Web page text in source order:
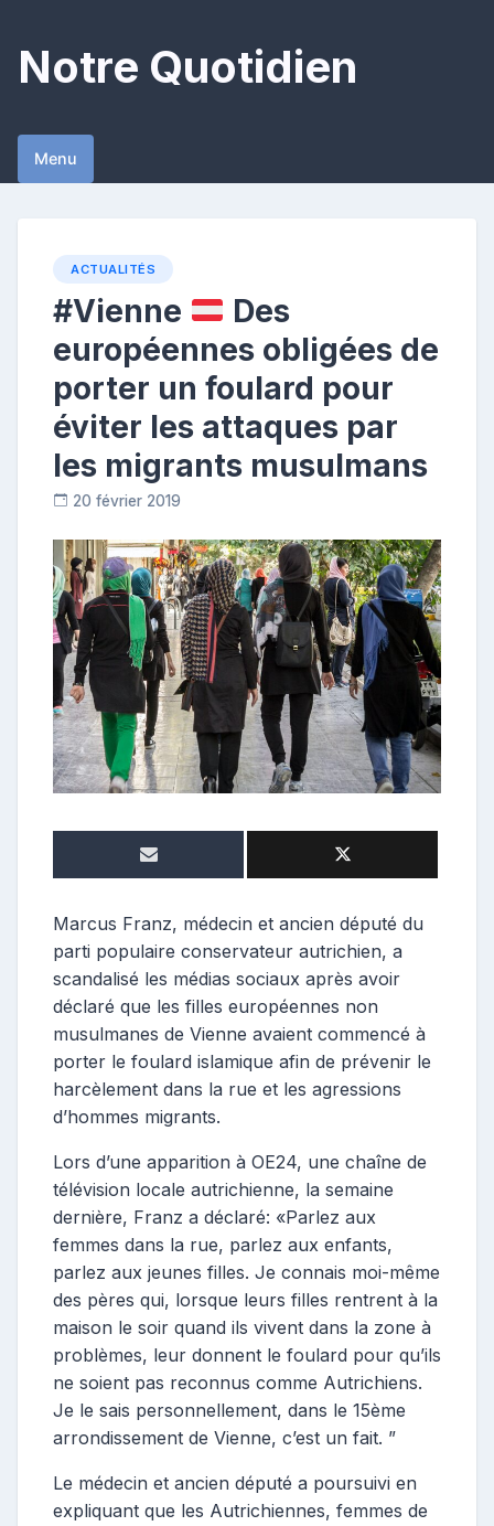
content
Notre Quotidien
Menu
ACTUALITÉS
#Vienne
Des
européennes obligées de
porter un foulard pour
éviter les attaques par
les migrants musulmans
20 février 2019
o
n
t
r
i
b
u
r
i
c
Marcus Franz, médecin et ancien député du
parti populaire conservateur autrichien, a
scandalisé les médias sociaux après avoir
déclaré que les filles européennes non
musulmanes de Vienne avaient commencé à
porter le foulard islamique afin de prévenir le
harcèlement dans la rue et les agressions
d’hommes migrants.
Lors d’une apparition à OE24, une chaîne de
télévision locale autrichienne, la semaine
dernière, Franz a déclaré: «Parlez aux
femmes dans la rue, parlez aux enfants,
parlez aux jeunes filles. Je connais moi-même
des pères qui, lorsque leurs filles rentrent à la
maison le soir quand ils vivent dans la zone à
problèmes, leur donnent le foulard pour qu’ils
ne soient pas reconnus comme Autrichiens.
Je le sais personnellement, dans le 15ème
arrondissement de Vienne, c’est un fait. ”
Le médecin et ancien député a poursuivi en
expliquant que les Autrichiennes, femmes de